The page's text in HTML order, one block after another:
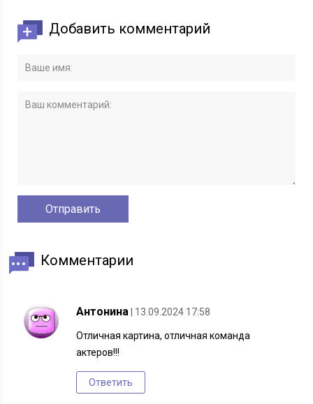
Добавить комментарий
Комментарии
Антонина | 13.09.2024 17:58
Отличная картина, отличная команда
актеров!!!
Ответить